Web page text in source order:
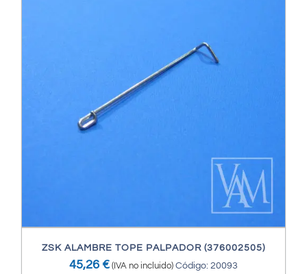
ZSK ALAMBRE TOPE PALPADOR (376002505)
45,26 € (IVA no incluido) Código: 20093